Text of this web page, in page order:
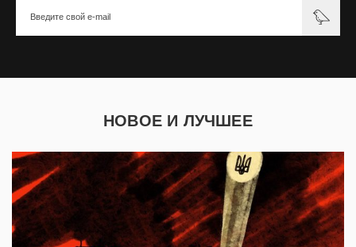
НОВОЕ И ЛУЧШЕЕ